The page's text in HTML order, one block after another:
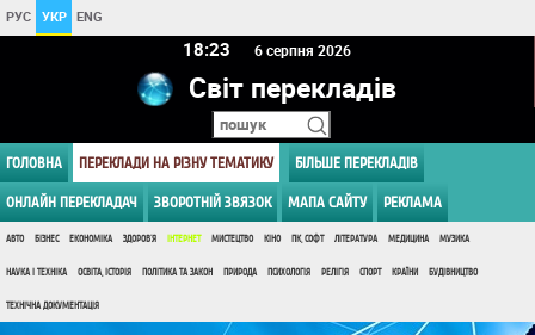
РУС УКР ENG
18 23 6 серпня 2026
Світ перекладів
ГОЛОВНА ПЕРЕКЛАДИ НА РІЗНУ ТЕМАТИКУ БІЛЬШЕ ПЕРЕКЛАДІВ
ОНЛАЙН ПЕРЕКЛАДАЧ ЗВОРОТНІЙ ЗВЯЗОК МАПА САЙТУ РЕКЛАМА
АВТО БІЗНЕС ЕКОНОМІКА ЗДОРОВ'Я ІНТЕРНЕТ МИСТЕЦТВО КІНО ПК, СОФТ ЛІТЕРАТУРА МЕДИЦИНА МУЗИКА
НАУКА І ТЕХНІКА ОСВІТА, ІСТОРІЯ ПОЛІТИКА ТА ЗАКОН ПРИРОДА ПСИХОЛОГІЯ РЕЛІГІЯ СПОРТ КРАЇНИ БУДІВНИЦТВО
ТЕХНІЧНА ДОКУМЕНТАЦІЯ